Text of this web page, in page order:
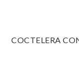
COCTELERA